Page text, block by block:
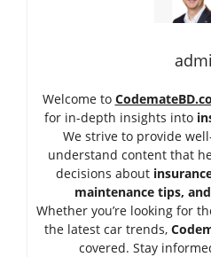
Welcome to
for in-depth insights into
We strive to provide
understand content that
decisions about
maintenance tips,
Whether you’re looking for
the latest car trends, Code
covered. Stay